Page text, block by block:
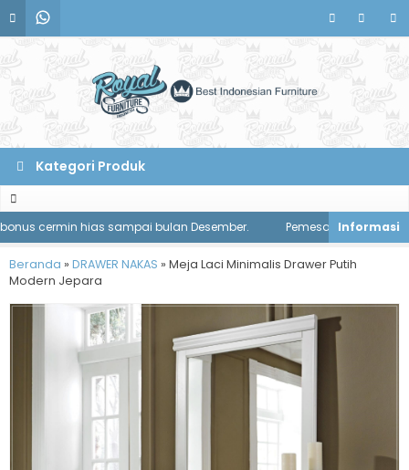
Kategori Produk
cermin hias sampai bulan Desember. Pemesanan meja makan
Beranda » DRAWER NAKAS » Meja Laci Minimalis Drawer Putih
Modern Jepara